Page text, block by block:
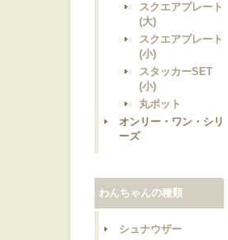
スクエアプレート
(大)
スクエアプレート
(小)
スタッカーSET
(小)
丸ポット
オンリー・ワン・シリ
ーズ
わんちゃんの種類
シュナウザー